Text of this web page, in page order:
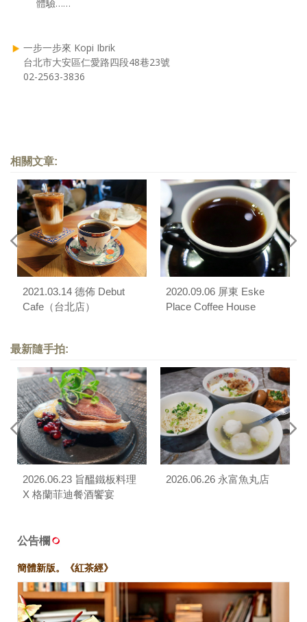
體驗……
一步一步來 Kopi Ibrik
台北市大安區仁愛路四段48巷23號
02-2563-3836
相關文章:
2021.03.14 德佈 Debut
Cafe（台北店）
2020.09.06 屏東 Eske
Place Coffee House
最新隨手拍:
2026.06.23 旨醞鐵板料理
X 格蘭菲迪餐酒饗宴
2026.06.26 永富魚丸店
公告欄
簡體新版。《紅茶經》